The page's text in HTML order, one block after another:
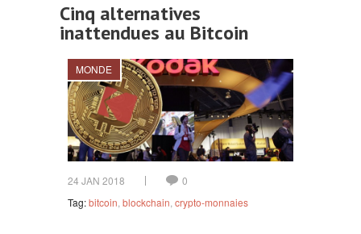
Cinq alternatives
inattendues au Bitcoin
MONDE
24 JAN 2018
0
Tag:bitcoin blockchain crypto-monnaies